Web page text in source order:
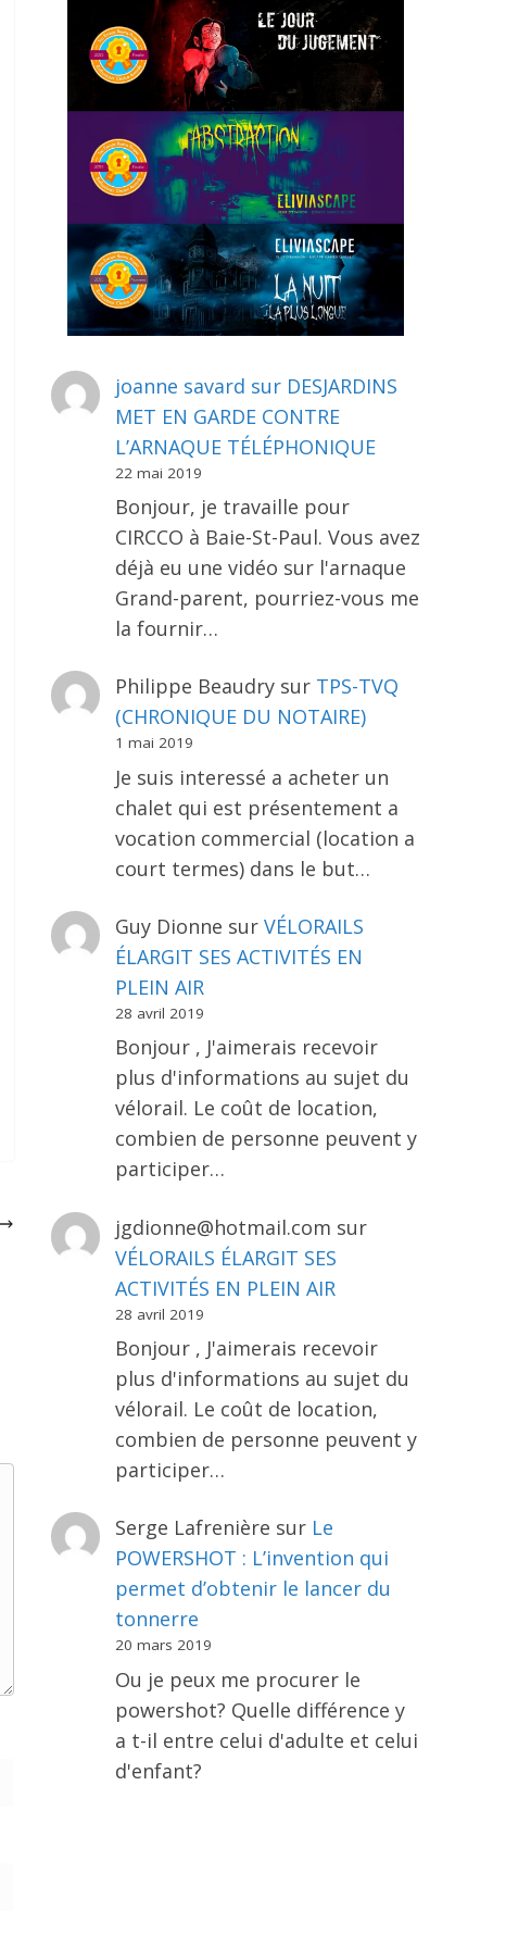
joanne savard sur DESJARDINS
MET EN GARDE CONTRE
L’ARNAQUE TÉLÉPHONIQUE
22 mai 2019
Bonjour, je travaille pour
CIRCCO à Baie-St-Paul. Vous avez
déjà eu une vidéo sur l'arnaque
Grand-parent, pourriez-vous me
la fournir…
Philippe Beaudrysur TPS-TVQ
(CHRONIQUE DU NOTAIRE)
1 mai 2019
Je suis interessé a acheter un
chalet qui est présentement a
vocation commercial (location a
court termes) dans le but…
Guy Dionne sur VÉLORAILS
ÉLARGIT SES ACTIVITÉS EN
PLEIN AIR
28 avril 2019
Bonjour , J'aimerais recevoir
plus d'informations au sujet du
vélorail. Le coût de location,
combien de personne peuvent y
participer…
jgdionne@hotmail.com sur
VÉLORAILS ÉLARGIT SES
ACTIVITÉS EN PLEIN AIR
28 avril 2019
Bonjour , J'aimerais recevoir
plus d'informations au sujet du
vélorail. Le coût de location,
combien de personne peuvent y
participer…
Serge Lafrenière sur Le
POWERSHOT : L’invention qui
permet d’obtenir le lancer du
tonnerre
20 mars 2019
Ou je peux me procurer le
powershot? Quelle différence y
a t-il entre celui d'adulte et celui
d'enfant?